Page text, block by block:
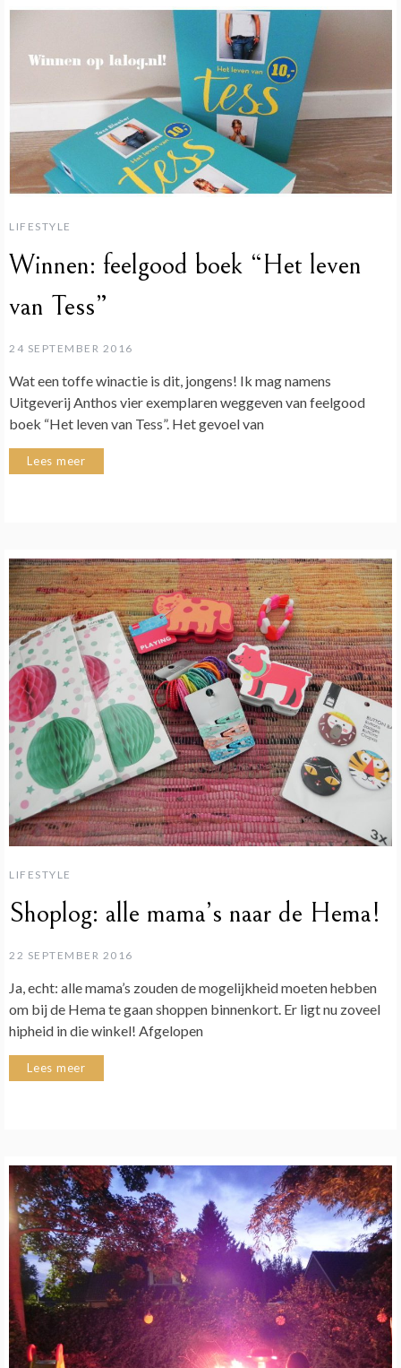
LIFESTYLE
Winnen: feelgood boek “Het leven
van Tess”
24 SEPTEMBER 2016
Wat een toffe winactie is dit, jongens! Ik mag namens
Uitgeverij Anthos vier exemplaren weggeven van feelgood
boek “Het leven van Tess”. Het gevoel van
Lees meer
LIFESTYLE
Shoplog: alle mama’s naar de Hema!
22 SEPTEMBER 2016
Ja, echt: alle mama’s zouden de mogelijkheid moeten hebben
om bij de Hema te gaan shoppen binnenkort. Er ligt nu zoveel
hipheid in die winkel! Afgelopen
Lees meer